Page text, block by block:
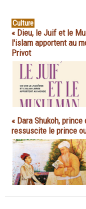
Culture
« Dieu, le Juif et le
l'islam apportent au
Privot
« Dara Shukoh,
ressuscite le prince